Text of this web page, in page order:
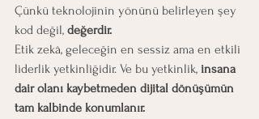
Çünkü teknolojinin yönünü belirleyen şey
kod değil, değerdir.
Etik zekâ, geleceğin en sessiz ama en etkili
liderlik yetkinliğidir. Ve bu yetkinlik, insana
dair olanı kaybetmeden dijital dönüşümün
tam kalbinde konumlanır.